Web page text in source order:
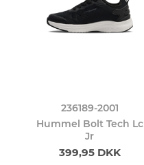
236189-2001
Hummel Bolt Tech Lc
Jr
399,95 DKK